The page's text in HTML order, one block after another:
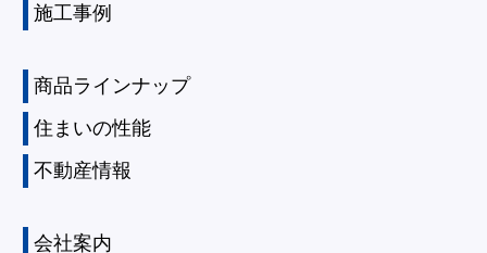
施工事例
商品ラインナップ
住まいの性能
不動産情報
会社案内